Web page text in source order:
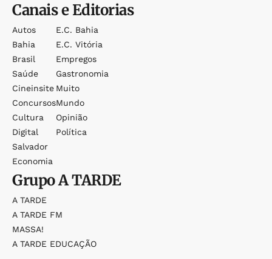
Canais e Editorias
Autos
Bahia
Brasil
Saúde
Cineinsite
Concursos
Cultura
Digital
Salvador
Economia
E.c. Bahia
E.c. Vitória
Empregos
Gastronomia
Muito
Mundo
Opinião
Política
GrupoA TARDE
A TARDE
A TARDE FM
MASSA!
A TARDE EDUCAÇÃO